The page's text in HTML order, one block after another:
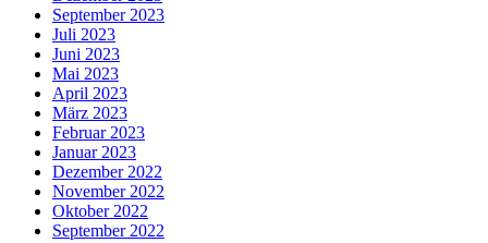
September 2023
Juli 2023
Juni 2023
Mai 2023
April 2023
März 2023
Februar 2023
Januar 2023
Dezember 2022
November 2022
Oktober 2022
September 2022